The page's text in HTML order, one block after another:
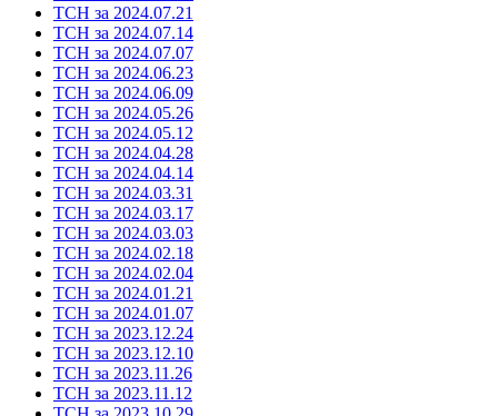
ТСН за 2024.07.21
ТСН за 2024.07.14
ТСН за 2024.07.07
ТСН за 2024.06.23
ТСН за 2024.06.09
ТСН за 2024.05.26
ТСН за 2024.05.12
ТСН за 2024.04.28
ТСН за 2024.04.14
ТСН за 2024.03.31
ТСН за 2024.03.17
ТСН за 2024.03.03
ТСН за 2024.02.18
ТСН за 2024.02.04
ТСН за 2024.01.21
ТСН за 2024.01.07
ТСН за 2023.12.24
ТСН за 2023.12.10
ТСН за 2023.11.26
ТСН за 2023.11.12